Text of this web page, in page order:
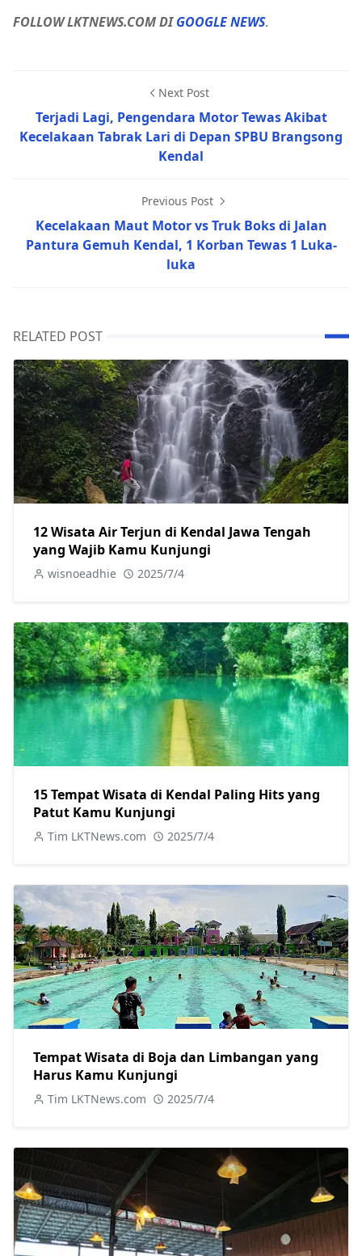
FOLLOW LKTNEWS.COM DIGOOGLE NEWS.
Next Post
Terjadi Lagi, Pengendara Motor Tewas Akibat
Kecelakaan Tabrak Lari di Depan SPBU Brangsong
Kendal
Previous Post
Kecelakaan Maut Motor vs Truk Boks di Jalan
Pantura Gemuh Kendal, 1 Korban Tewas 1 Luka-
luka
RELATED POST
12 Wisata Air Terjun di Kendal Jawa Tengah
yang Wajib Kamu Kunjungi
wisnoeadhie 2025/7/4
15 Tempat Wisata di Kendal Paling Hits yang
Patut Kamu Kunjungi
Tim LKTNews.com 2025/7/4
Tempat Wisata di Boja dan Limbangan yang
Harus Kamu Kunjungi
Tim LKTNews.com 2025/7/4